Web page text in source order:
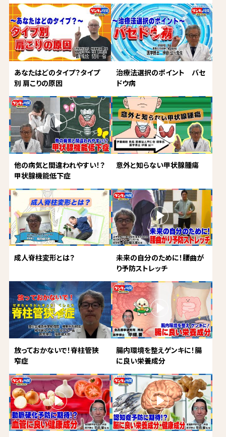
あなたはどのタイプ？タイプ
別 肩こりの原因
治療法選択のポイント バセ
ドウ病
他の病気と間違われやすい！？
甲状腺機能低下症
意外と知らない甲状腺腫瘍
成人脊柱変形とは？
未来の自分のために！腰曲が
り予防ストレッチ
放っておかないで！脊柱管狭
窄症
腸内環境を整えゲンキに！腸
に良い栄養成分